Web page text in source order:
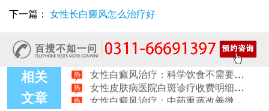
下一篇： 女性长白癜风怎么治疗好
相关
文章
女性白癜风：饮食忌口的科学标准是什么
治疗女性皮肤病的医院：白斑患者线上复诊操作步骤
女性白癜风治疗：日常护肤避开这些刺激成分
女性白癜风治疗：科学饮食不需要过度忌口
女性皮肤病医院白斑诊疗收费明细公开
女性白癜风治疗：中药熏蒸改善微循环的作用
治疗女性皮肤病的医院：白斑线上咨询常见问题解答